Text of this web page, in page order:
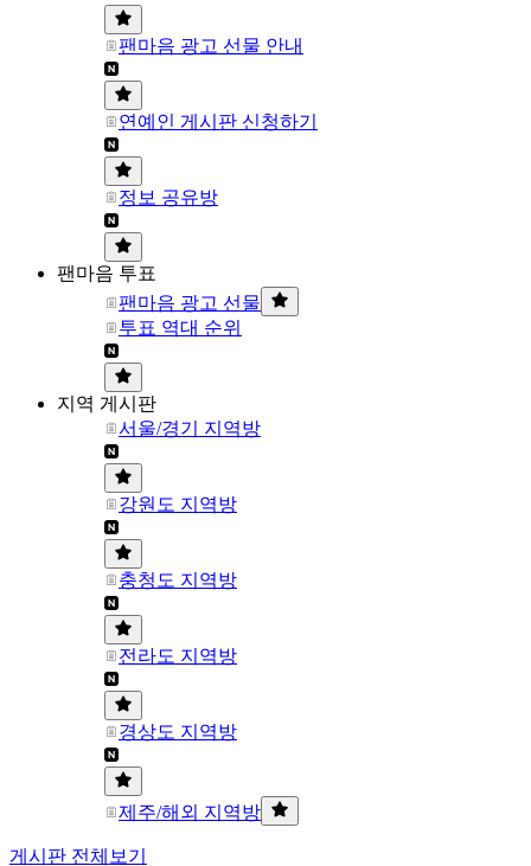
팬마음 광고 선물 안내
연예인 게시판 신청하기
정보 공유방
팬마음 투표
팬마음 광고 선물
투표 역대 순위
지역 게시판
서울/경기 지역방
강원도 지역방
충청도 지역방
전라도 지역방
경상도 지역방
제주/해외 지역방
게시판 전체보기